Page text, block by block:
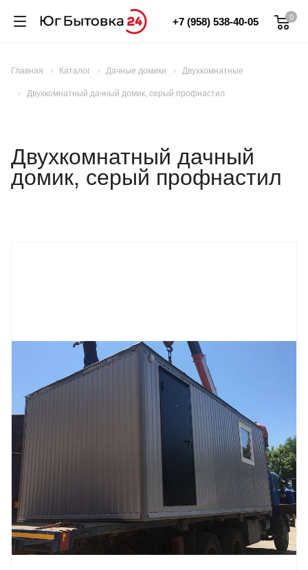
0
+7 (958) 538-40-05
Главная Каталог Дачные домики Двухкомнатные
Двухкомнатный дачный домик, серый профнастил
Двухкомнатный дачный
домик, серый профнастил